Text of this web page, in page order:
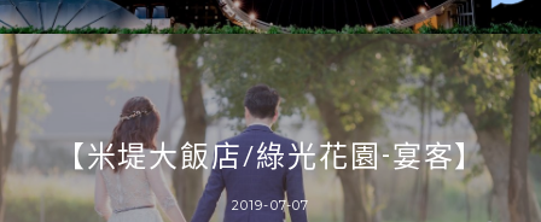
【米堤大飯店/綠光花園-宴客】
2019-07-07